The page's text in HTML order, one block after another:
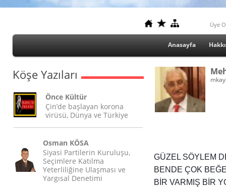
Üye
Anasayfa
Köşe Yazıları
Önce Kültür
Çin’de başlayan korona
virüsü, Dünya ve Türkiye
Osman KÖSA
Siyasi Partilerin Kuruluşu,
Seçimlere Katılma
Yeterliliğine Ulaşması ve
Yargısal Denetimi
GÜZEL SÖYLEM
BENDE ÇOK
BİR VARMIŞ BİR